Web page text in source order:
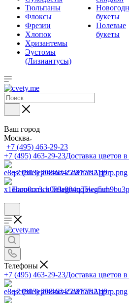
Тюльпаны
Флоксы
Фрезии
Хлопок
Хризантемы
Эустомы
(Лизиантусы)
букеты
Полевые
букеты
Ваш город
Москва
+7 (495) 463-29-23
+7 (495) 463-29-23Доставка цветов
+7 (903) 268-62-22WhatsApp
Написать в TelegramTelegram
Телефоны
+7 (495) 463-29-23Доставка цветов
+7 (903) 268-62-22WhatsApp